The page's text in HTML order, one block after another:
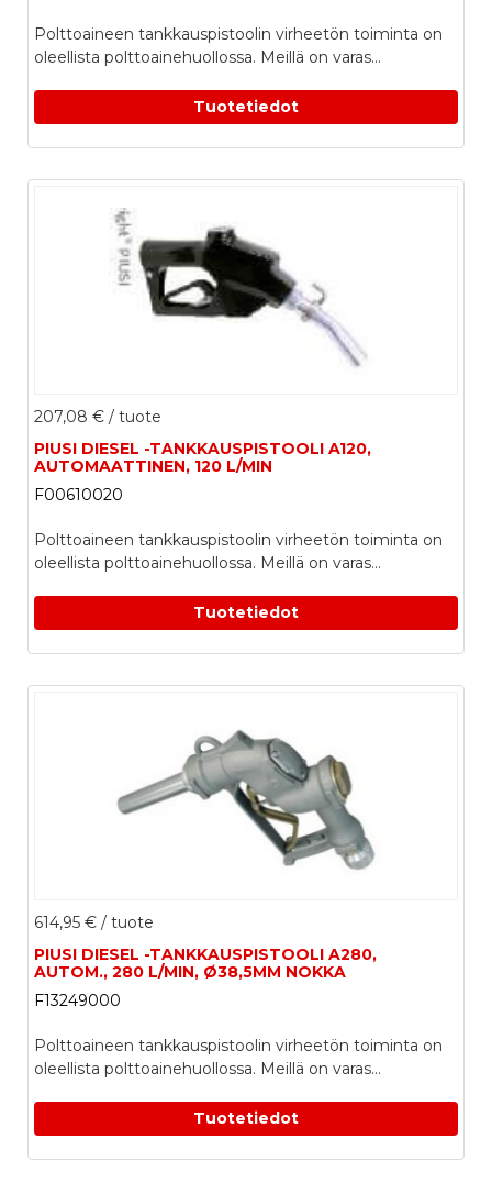
Polttoaineen tankkauspistoolin virheetön toiminta on
oleellista polttoainehuollossa. Meillä on varas...
Tuotetiedot
207,08 € / tuote
PIUSI DIESEL -TANKKAUSPISTOOLI A120,
AUTOMAATTINEN, 120 L/MIN
F00610020
Polttoaineen tankkauspistoolin virheetön toiminta on
oleellista polttoainehuollossa. Meillä on varas...
Tuotetiedot
614,95 € / tuote
PIUSI DIESEL -TANKKAUSPISTOOLI A280,
AUTOM., 280 L/MIN, Ø38,5MM NOKKA
F13249000
Polttoaineen tankkauspistoolin virheetön toiminta on
oleellista polttoainehuollossa. Meillä on varas...
Tuotetiedot